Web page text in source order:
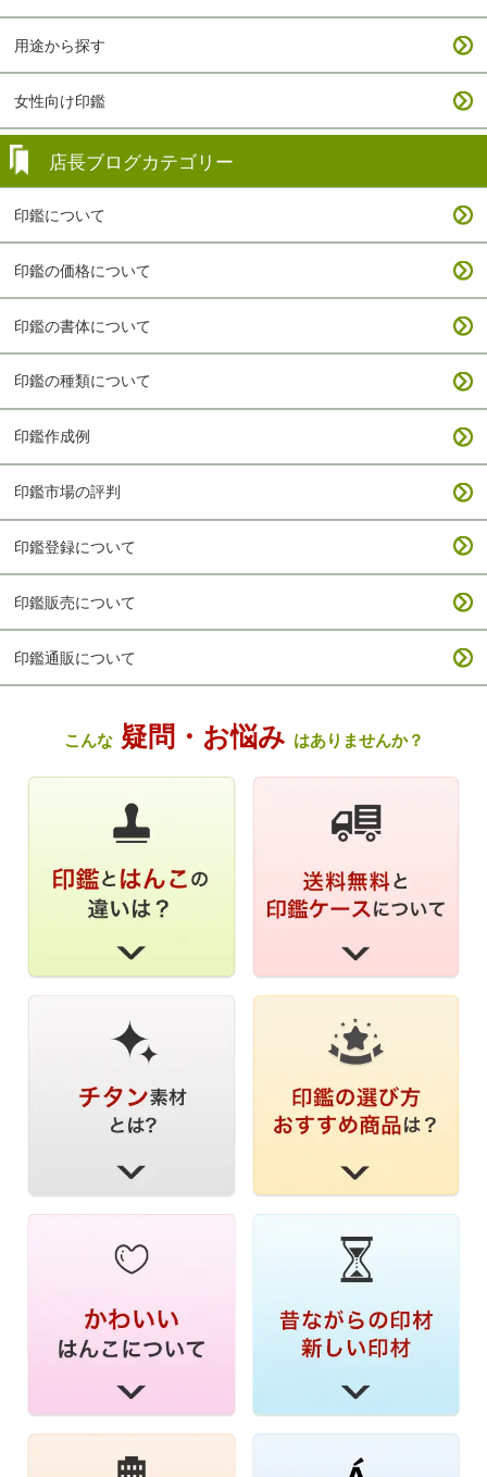
用途から探す
女性向け印鑑
店長ブログカテゴリー
印鑑について
印鑑の価格について
印鑑の書体について
印鑑の種類について
印鑑作成例
印鑑市場の評判
印鑑登録について
印鑑販売について
印鑑通販について
こんな疑問・お悩み はありませんか？